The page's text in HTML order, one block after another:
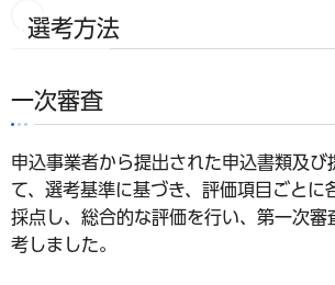
選考方法
一次審査
申込事業者から提出された申込書類及び
て、選考基準に基づき、評価項目ごとに
採点し、総合的な評価を行い、第一次審
考しました。